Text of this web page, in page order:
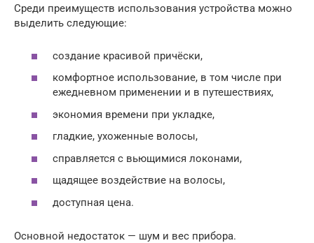
Среди преимуществ использования устройства можно
выделить следующие:
создание красивой причёски,
комфортное использование, в том числе при
ежедневном применении и в путешествиях,
экономия времени при укладке,
гладкие, ухоженные волосы,
справляется с вьющимися локонами,
щадящее воздействие на волосы,
доступная цена.
Основной недостаток — шум и вес прибора.